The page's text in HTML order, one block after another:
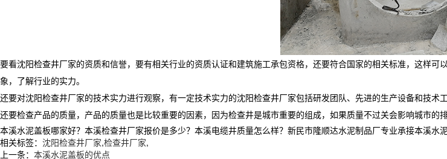
要看沈阳检查井厂家的资质和信誉，要有相关行业的资质认证和建筑施工承包资格，还要符合国家的相关标准，这样
象，了解行业的实力。
还要对沈阳检查井厂家的技术实力进行观察，有一定技术实力的沈阳检查井厂家包括研发团队、先进的生产设备和技
还要检查产品的质量，产品的质量也是比较重要的因素，因为检查井是城市重要的组成，如果质量不过关会影响城市的
本溪水泥盖板哪家好？本溪检查井厂家报价是多少？本溪电缆井质量怎么样？新民市隆顺达水泥制品厂专业承接本溪
相关标签： 沈阳检查井厂家,检查井厂家,
上一条： 本溪水泥盖板的优点